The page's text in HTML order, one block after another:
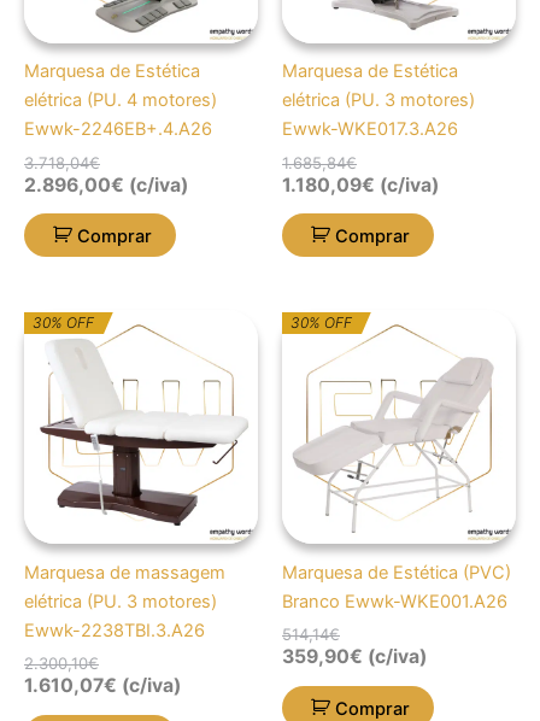
Marquesa de Estética
elétrica (PU. 4 motores)
Ewwk-2246EB+.4.A26
3.718,04€
2.896,00€ (c/iva)
Comprar
Marquesa de Estética
elétrica (PU. 3 motores)
Ewwk-WKE017.3.A26
1.685,84€
1.180,09€ (c/iva)
Comprar
30% OFF
Marquesa de massagem
elétrica (PU. 3 motores)
Ewwk-2238TBI.3.A26
2.300,10€
O
preço
original
era:
2.300,10€.
O
preço
atual
é:
1.610,07€.
1.610,07€ (c/iva)
30% OFF
Marquesa de Estética (PVC)
Branco Ewwk-WKE001.A26
514,14€
O
preço
original
era:
514,14€.
O
preço
atual
é:
359,90€.
359,90€ (c/iva)
Comprar